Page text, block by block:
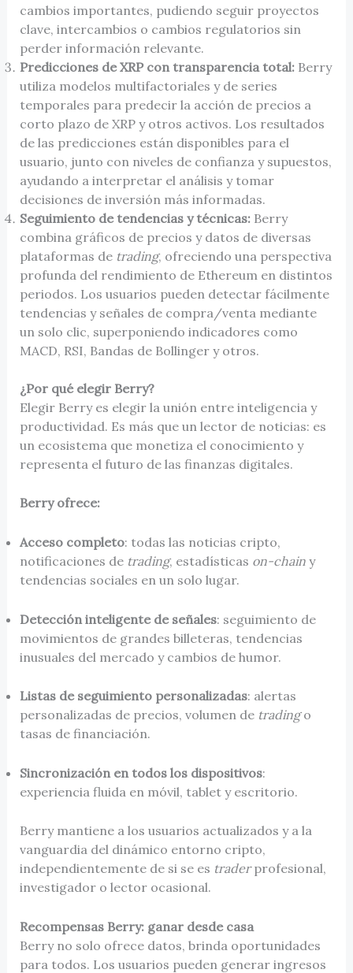
cambios importantes, pudiendo seguir proyectos
clave, intercambios o cambios regulatorios sin
perder información relevante.
Predicciones de XRP con transparencia total:Berry
utiliza modelos multifactoriales y de series
temporales para predecir la acción de precios a
corto plazo de XRP y otros activos. Los resultados
de las predicciones están disponibles para el
usuario, junto con niveles de confianza y supuestos,
ayudando a interpretar el análisis y tomar
decisiones de inversión más informadas.
Seguimiento de tendencias y técnicas:Berry
combina gráficos de precios y datos de diversas
plataformas de trading, ofreciendo una perspectiva
profunda del rendimiento de Ethereum en distintos
periodos. Los usuarios pueden detectar fácilmente
tendencias y señales de compra/venta mediante
un solo clic, superponiendo indicadores como
MACD, RSI, Bandas de Bollinger y otros.
¿Por qué elegir Berry?
Elegir Berry es elegir la unión entre inteligencia y
productividad. Es más que un lector de noticias: es
un ecosistema que monetiza el conocimiento y
representa el futuro de las finanzas digitales.
Berry ofrece:
Acceso completo: todas las noticias cripto,
notificaciones de trading, estadísticas on-chain y
tendencias sociales en un solo lugar.
Detección inteligente de señales: seguimiento de
movimientos de grandes billeteras, tendencias
inusuales del mercado y cambios de humor.
Listas de seguimiento personalizadas: alertas
personalizadas de precios, volumen de tradingo
tasas de financiación.
Sincronización en todos los dispositivos:
experiencia fluida en móvil, tablet y escritorio.
Berry mantiene a los usuarios actualizados y a la
vanguardia del dinámico entorno cripto,
independientemente de si se es traderprofesional,
investigador o lector ocasional.
Recompensas Berry: ganar desde casa
Berry no solo ofrece datos, brinda oportunidades
para todos. Los usuarios pueden generar ingresos